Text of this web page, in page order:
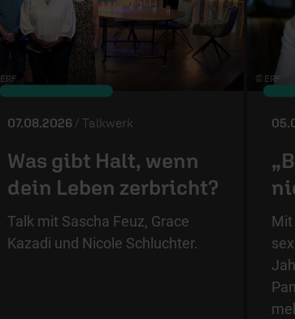
07.08.2026 / Talkwerk
Was gibt Halt, wenn
dein Leben zerbricht?
Talk mit Sascha Feuz, Grace
Kazadi und Nicole Schluchter.
© ERF
Mit